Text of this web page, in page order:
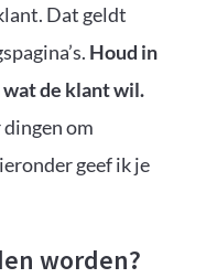
Dat geldt
Houd in
de klant wil.
om
geef ik je
worden?